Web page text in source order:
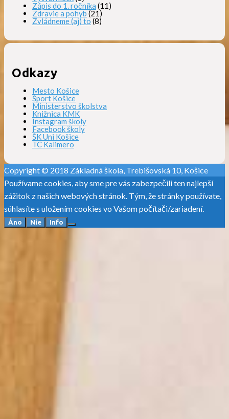
Zápis do 1. ročníka (11)
Zdravie a pohyb (21)
Zvládneme (aj) to (8)
Odkazy
Mesto Košice
Šport Košice
Ministerstvo školstva
Knižnica KMK
Instagram školy
Facebook školy
ŠK Uni Košice
TC Kalimero
Copyright © 2018 Základná škola, Trebišovská 10, Košice
Používame cookies, aby sme pre vás zabezpečili ten najlepší
zážitok z našich webových stránok. Tým, že stránky používate,
súhlasíte s uložením cookies vo Vašom počítači/zariadení.
Áno Nie Info